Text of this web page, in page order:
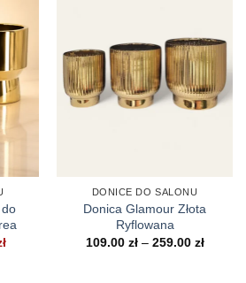
Aktualna
DONICE DO SALONU
Donica Glamour Złota
Ryflowana
109.00 zł – 259.00 złZakres